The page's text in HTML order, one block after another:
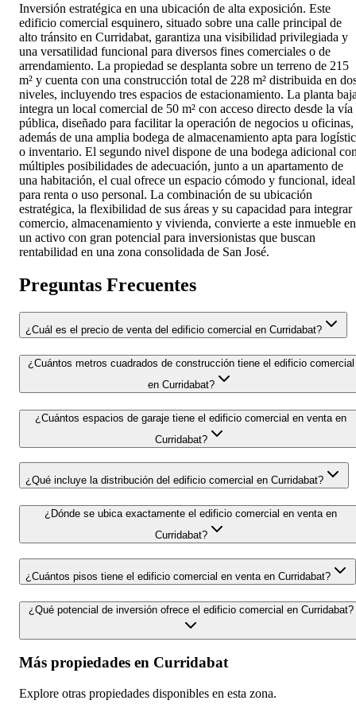
Inversión estratégica en una ubicación de alta exposición. Este
edificio comercial esquinero, situado sobre una calle principal de
alto tránsito en Curridabat, garantiza una visibilidad privilegiada y
una versatilidad funcional para diversos fines comerciales o de
arrendamiento. La propiedad se desplanta sobre un terreno de 215
m² y cuenta con una construcción total de 228 m² distribuida en
niveles, incluyendo tres espacios de estacionamiento. La planta
integra un local comercial de 50 m² con acceso directo desde la vía
pública, diseñado para facilitar la operación de negocios u oficinas,
además de una amplia bodega de almacenamiento apta para
o inventario. El segundo nivel dispone de una bodega adicional
múltiples posibilidades de adecuación, junto a un apartamento de
una habitación, el cual ofrece un espacio cómodo y funcional, ideal
para renta o uso personal. La combinación de su ubicación
estratégica, la flexibilidad de sus áreas y su capacidad para integrar
comercio, almacenamiento y vivienda, convierte a este inmueble en
un activo con gran potencial para inversionistas que buscan
rentabilidad en una zona consolidada de San José.
Preguntas Frecuentes
¿Cuál es el precio de venta del edificio comercial en Curridabat?
¿Cuántos metros cuadrados de construcción tiene el edificio comercial
en Curridabat?
¿Cuántos espacios de garaje tiene el edificio comercial en venta en
Curridabat?
¿Qué incluye la distribución del edificio comercial en Curridabat?
¿Dónde se ubica exactamente el edificio comercial en venta en
Curridabat?
¿Cuántos pisos tiene el edificio comercial en venta en Curridabat?
¿Qué potencial de inversión ofrece el edificio comercial en Curridabat?
Más propiedades en Curridabat
Explore otras propiedades disponibles en esta zona.